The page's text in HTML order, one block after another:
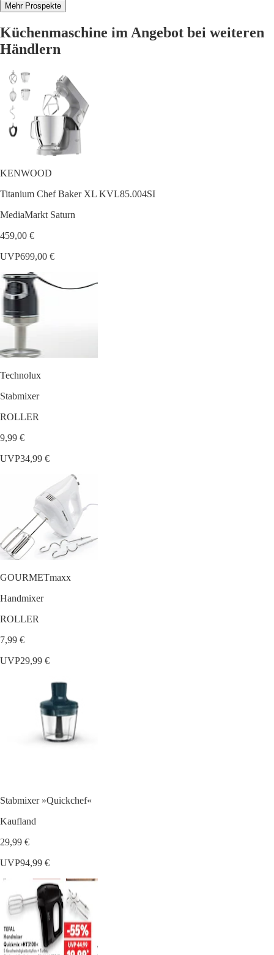
Mehr Prospekte
Küchenmaschine im Angebot bei weiteren
Händlern
KENWOOD
Titanium Chef Baker XL KVL85.004SI
MediaMarkt Saturn
459,00 €
UVP699,00 €
Technolux
Stabmixer
ROLLER
9,99 €
UVP34,99 €
GOURMETmaxx
Handmixer
ROLLER
7,99 €
UVP29,99 €
Stabmixer »Quickchef«
Kaufland
29,99 €
UVP94,99 €